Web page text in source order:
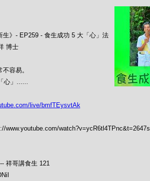
生》- EP259 - 食生成功 5 大「心」法
博士
容易。
心」......
live/bmfTEysvtAk
www.youtube.com/watch?v=ycR6tl4TPnc&t=2647s
祥哥講食生 121